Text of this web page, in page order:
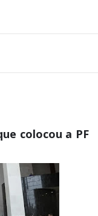
colocou a PF